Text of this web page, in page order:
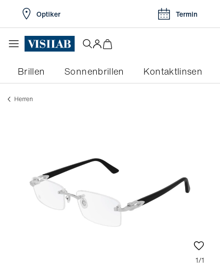
Optiker Termin
Brillen Sonnenbrillen Kontaktlinsen
herren
1/1